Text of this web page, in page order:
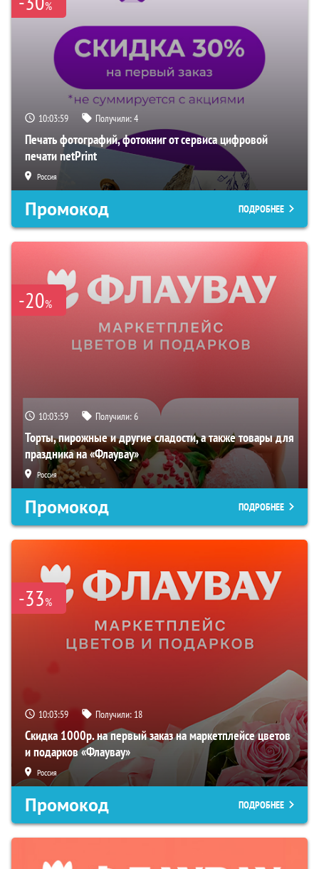
%
10:03:58 Получили:4
Печать фотографий, фотокниг от сервиса цифровой
печати netPrint
Россия
Промокод ПОДРОБНЕЕ
-20%
10:03:58 Получили:6
Торты, пирожные и другие сладости, а также товары для
праздника на «Флаувау»
Россия
Промокод ПОДРОБНЕЕ
-33%
10:03:58 Получили: 18
Скидка 1000р. на первый заказ на маркетплейсе цветов
и подарков «Флаувау»
Россия
Промокод ПОДРОБНЕЕ